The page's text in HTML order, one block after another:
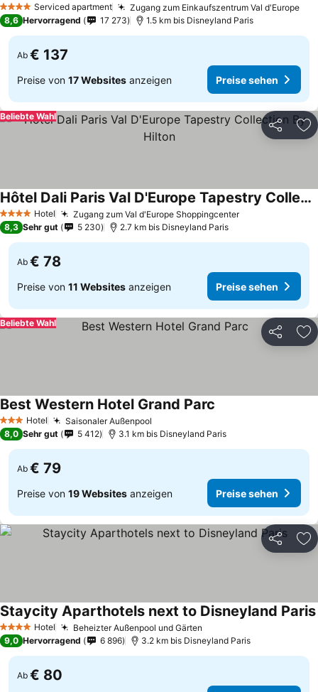
4 Sterne Serviced apartment Zugang zum Einkaufszentrum Val d'Europe
8,6 Hervorragend 17 273 1.5 km bis Disneyland Paris
Ab € 137
Preise von 17 Websites anzeigen Preise sehen
Teilen
Beliebte Wahl
4 Sterne Hotel Zugang zum Val d'Europe Shoppingcenter
Hôtel Dali Paris Val D'Europe Tapestry Collection By Hilton
8,3 Sehr gut 5 230 2.7 km bis Disneyland Paris
Ab € 78
Preise von 11 Websites anzeigen Preise sehen
Teilen
Beliebte Wahl
3 SterneHotel Saisonaler Außenpool
Best Western Hotel Grand Parc
8,0 Sehr gut 5 412 3.1 km bis Disneyland Paris
Ab € 79
Preise von 19 Websites anzeigen Preise sehen
Teilen
4 Sterne Hotel Beheizter Außenpool und Gärten
Staycity Aparthotels next to Disneyland Paris
9,0 Hervorragend 6 896 3.2 km bis Disneyland Paris
Ab € 80